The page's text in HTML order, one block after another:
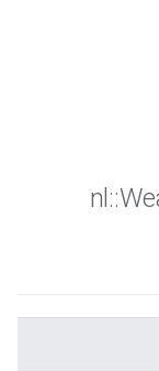
nl ::